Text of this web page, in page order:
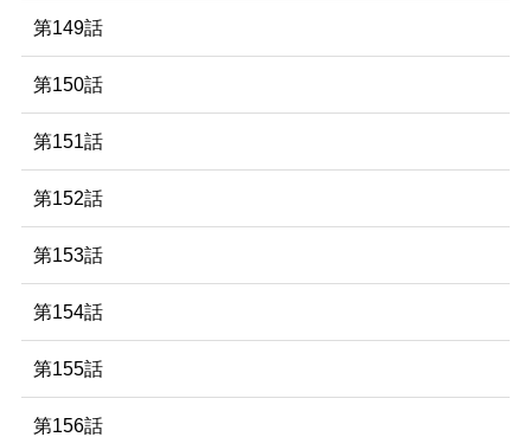
第149話
第150話
第151話
第152話
第153話
第154話
第155話
第156話